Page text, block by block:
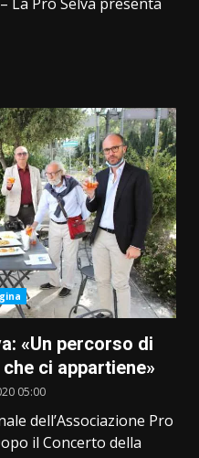
«Un percorso di
ci appartiene»
05:00
dell’Associazione Pro
il Concerto della